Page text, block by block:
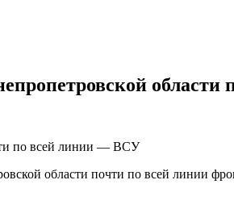
области почти по всей линии